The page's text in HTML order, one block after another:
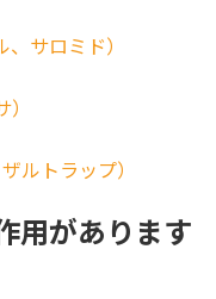
サロミド）
ルトラップ）
用があります